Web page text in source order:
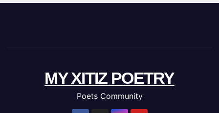
MY XITIZ POETRY
Poets Community